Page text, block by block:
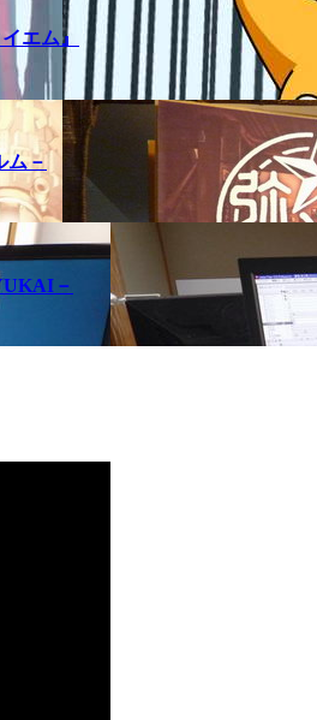
エム』
ム－
－